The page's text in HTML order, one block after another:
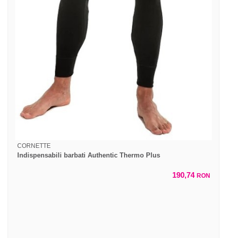
CORNETTE
Indispensabili barbati Authentic Thermo Plus
190,74 RON